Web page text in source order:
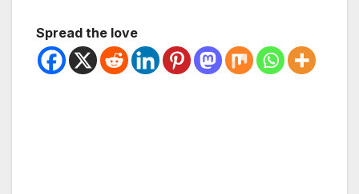
Spread the love